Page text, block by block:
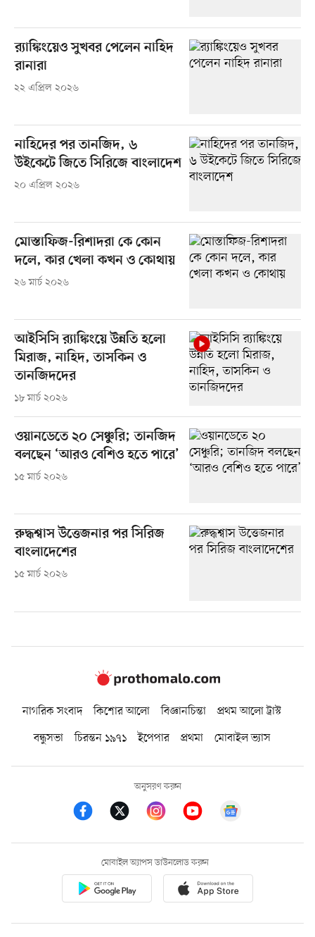
র‍্যাঙ্কিংয়েও সুখবর পেলেন নাহিদ
রানারা
২২ এপ্রিল ২০২৬
নাহিদের পর তানজিদ, ৬
উইকেটে জিতে সিরিজে বাংলাদেশ
২০ এপ্রিল ২০২৬
মোস্তাফিজ-রিশাদরা কে কোন
দলে, কার খেলা কখন ও কোথায়
২৬ মার্চ ২০২৬
আইসিসি র‍্যাঙ্কিংয়ে উন্নতি হলো
মিরাজ, নাহিদ, তাসকিন ও
তানজিদদের
১৮ মার্চ ২০২৬
ওয়ানডেতে ২০ সেঞ্চুরি; তানজিদ
বলছেন ‘আরও বেশিও হতে পারে’
১৫ মার্চ ২০২৬
রুদ্ধশ্বাস উত্তেজনার পর সিরিজ
বাংলাদেশের
১৫ মার্চ ২০২৬
নাগরিক সংবাদ কিশোর আলো বিজ্ঞানচিন্তা
প্রথম আলো ট্রাস্ট
বন্ধুসভা
চিরন্তন ১৯৭১ ইপেপার প্রথমা মোবাইল ভ্যাস
অনুসরণ করুন
মোবাইল অ্যাপস ডাউনলোড করুন